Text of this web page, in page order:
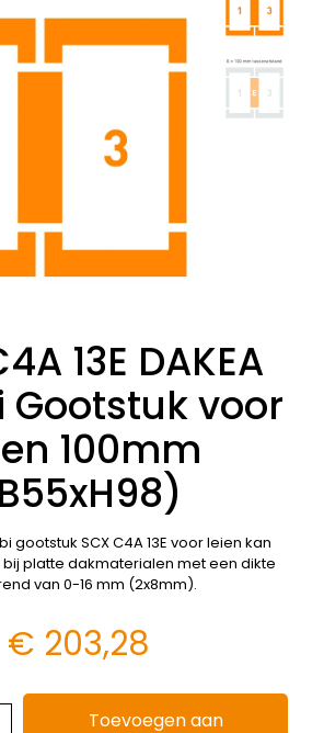
13E DAKEA
Gootstuk voor
100mm
gootstuk SCX C4A 13E voor leien kan
platte dakmaterialen met een dikte
van 0-16 mm (2x8mm).
€ 203,28
Toevoegen aan